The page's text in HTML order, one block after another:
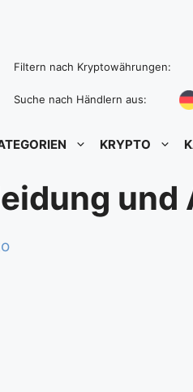
Filtern nach Kryptowährungen:
Suche nach Händlern aus:
KRYPTO
und